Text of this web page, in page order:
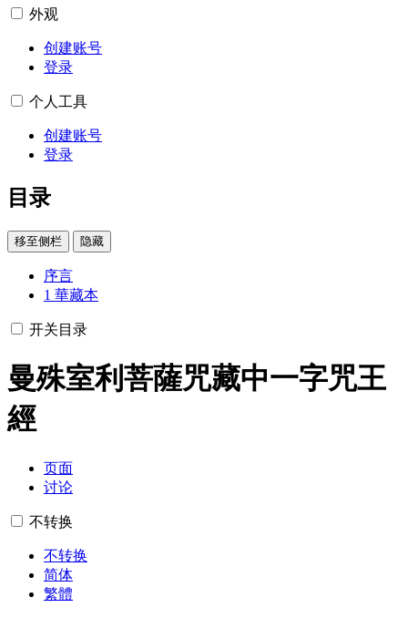
外观
创建账号
登录
个人工具
创建账号
登录
目录
移至侧栏 隐藏
序言
1 華藏本
开关目录
曼殊室利菩薩咒藏中一字咒王
經
页面
讨论
不转换
不转换
简体
繁體